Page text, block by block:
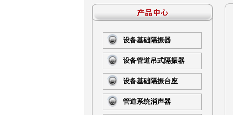
设备基础隔振器
设备管道吊式隔振器
设备基础隔振台座
管道系统消声器